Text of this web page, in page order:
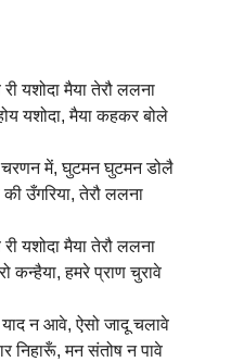
यशोदा मैया तेरौ ललना
यशोदा, मैया कहकर बोले
चरणन में, घुटमन घुटमन डोलै
उँगरिया, तेरौ ललना
यशोदा मैया तेरौ ललना
कन्हैया, हमरे प्राण चुरावे
न आवे, ऐसो जादू चलावे
निहारूँ, मन संतोष न पावे